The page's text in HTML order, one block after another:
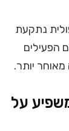
נתקעת
הפעילים
יותר.
על